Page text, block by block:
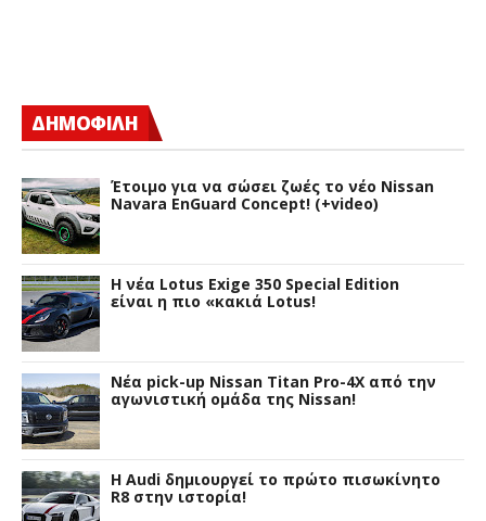
ΔΗΜΟΦΙΛΗ
Έτοιμο για να σώσει ζωές το νέο Nissan
Navara EnGuard Concept! (+video)
H νέα Lotus Exige 350 Special Edition
είναι η πιο «κακιά Lotus!
Νέα pick-up Nissan Titan Pro-4X από την
αγωνιστική ομάδα της Nissan!
Η Audi δημιουργεί το πρώτο πισωκίνητο
R8 στην ιστορία!